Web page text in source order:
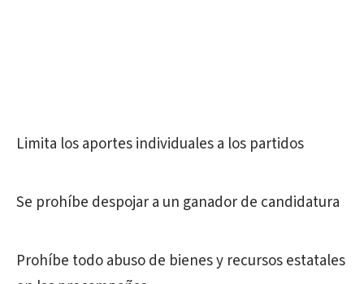
Limita los aportes individuales a los partidos
Se prohíbe despojar a un ganador de candidatura
Prohíbe todo abuso de bienes y recursos estatales